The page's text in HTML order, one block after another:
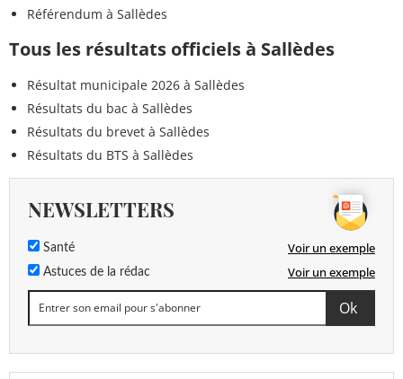
Référendum à Sallèdes
Tous les résultats officiels à Sallèdes
Résultat municipale 2026 à Sallèdes
Résultats du bac à Sallèdes
Résultats du brevet à Sallèdes
Résultats du BTS à Sallèdes
NEWSLETTERS
Santé Voir un exemple
Astuces de la rédac Voir un exemple